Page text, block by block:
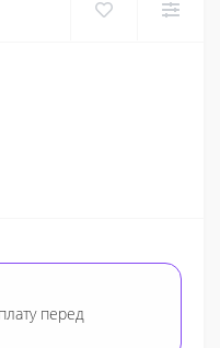
перед